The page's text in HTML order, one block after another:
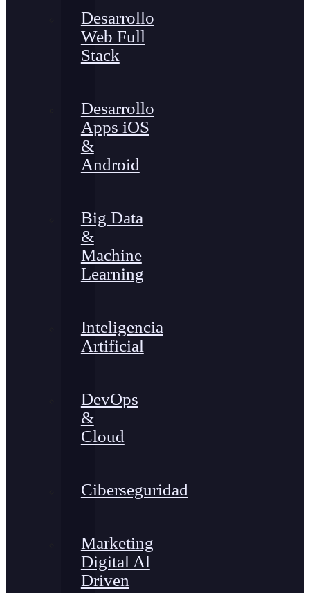
Desarrollo
Web Full
Stack
Desarrollo
Apps iOS
&
Android
Big Data
&
Machine
Learning
Inteligencia
Artificial
DevOps
&
Cloud
Ciberseguridad
Marketing
Digital Al
Driven